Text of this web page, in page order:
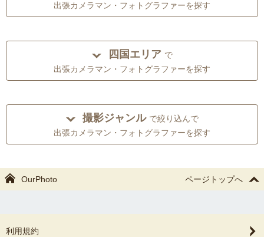
出張カメラマン・フォトグラファーを探す
四国エリア で
出張カメラマン・フォトグラファーを探す
撮影ジャンル で絞り込んで
出張カメラマン・フォトグラファーを探す
OurPhoto ページトップへ
利用規約